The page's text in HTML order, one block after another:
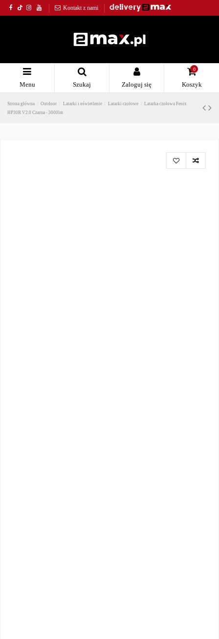
Kontakt z nami
Menu Szukaj Zaloguj się
0
Koszyk
Strona główna Outdoor Latarki i oświetlenie Latarki czołowe
Latarka czołowa Fenix
HP30R V2.0 Czarna - 3000lm